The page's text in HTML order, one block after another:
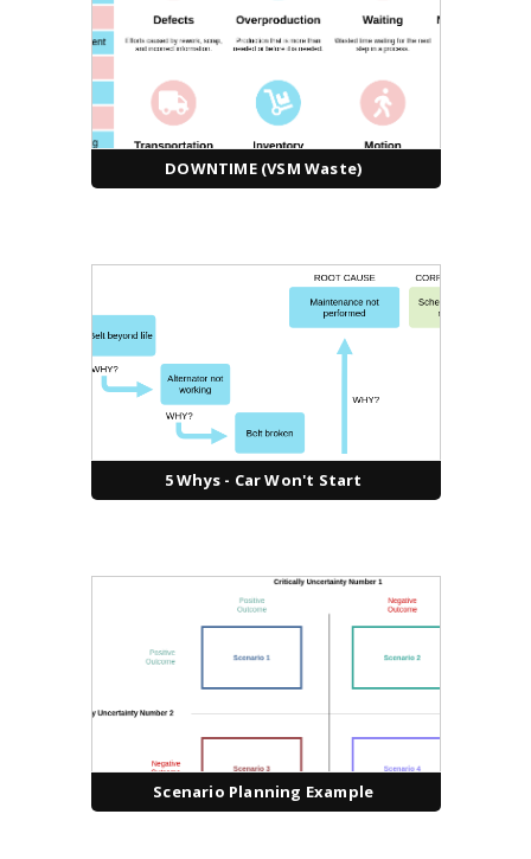
DOWNTIME (VSM Waste)
5 Whys - Car Won't Start
Scenario Planning Example